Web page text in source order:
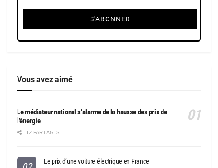
Vous avez aimé
Le médiateur national s’alarme de la hausse des prix de
l’énergie
12 PARTAGES
Le prix d’une voiture électrique en France